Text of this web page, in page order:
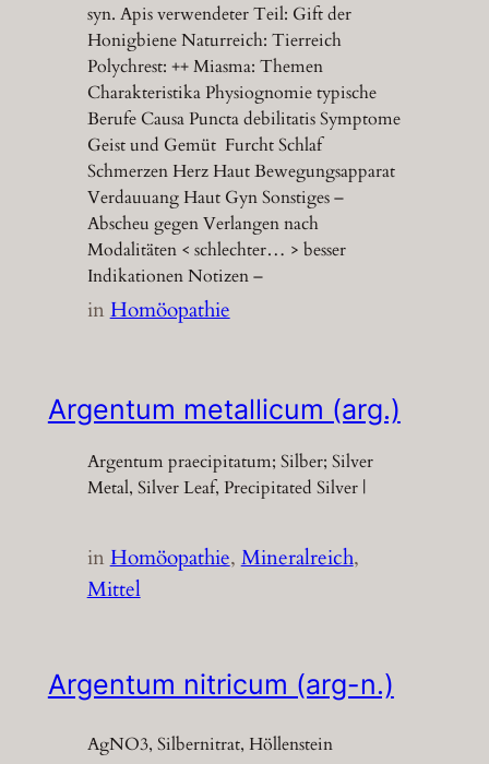
syn. Apis verwendeter Teil: Gift der
Honigbiene Naturreich: Tierreich
Polychrest: ++ Miasma: Themen
Charakteristika Physiognomie typische
Berufe Causa Puncta debilitatis Symptome
Geist und Gemüt Furcht Schlaf
Schmerzen Herz Haut Bewegungsapparat
Verdauuang Haut Gyn Sonstiges –
Abscheu gegen Verlangen nach
Modalitäten < schlechter… > besser
Indikationen Notizen –
inHomöopathie
Argentum metallicum (arg.)
Argentum praecipitatum; Silber; Silver
Metal, Silver Leaf, Precipitated Silver |
inHomöopathie, Mineralreich
Mittel
Argentum nitricum (arg-n.)
AgNO3, Silbernitrat, Höllenstein